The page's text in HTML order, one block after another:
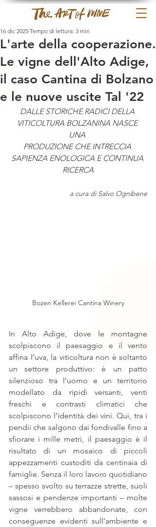
L'arte della cooperazione.
Le vigne dell'Alto Adige,
il caso Cantina di Bolzano
e le nuove uscite Tal '22
16 dic 2025 Tempo di lettura: 3 min
DALLE STORICHE RADICI DELLA
VITICOLTURA BOLZANINA NASCE
UNA
PRODUZIONE CHE INTRECCIA
SAPIENZA ENOLOGICA E CONTINUA
RICERCA
a cura di Salvo Ognibene
Bozen Kellerei Cantina Winery
In Alto Adige, dove le montagne
scolpiscono il paesaggio e il vento
affina l’uva, la viticoltura non è soltanto
un settore produttivo: è un patto
silenzioso tra l’uomo e un territorio
modellato da ripidi versanti, venti
freschi e contrasti climatici che
scolpiscono l’identità dei vini. Qui, tra i
pendii che salgono dai fondivalle fino a
sfiorare i mille metri, il paesaggio è il
risultato di un mosaico di piccoli
appezzamenti custoditi da centinaia di
famiglie. Senza il loro lavoro quotidiano
– spesso svolto su terrazze strette, suoli
sassosi e pendenze importanti – molte
vigne verrebbero abbandonate, con
conseguenze evidenti sull’ambiente e